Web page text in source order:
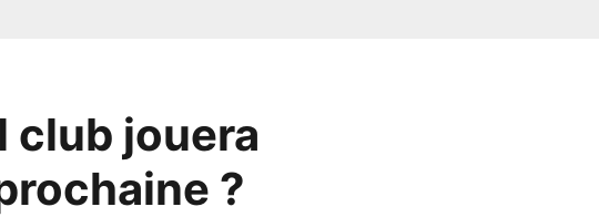
club jouera
?